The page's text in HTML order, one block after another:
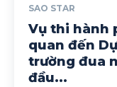
SAO STAR
Vụ thi hành
quan đến
trường đua
đầu...